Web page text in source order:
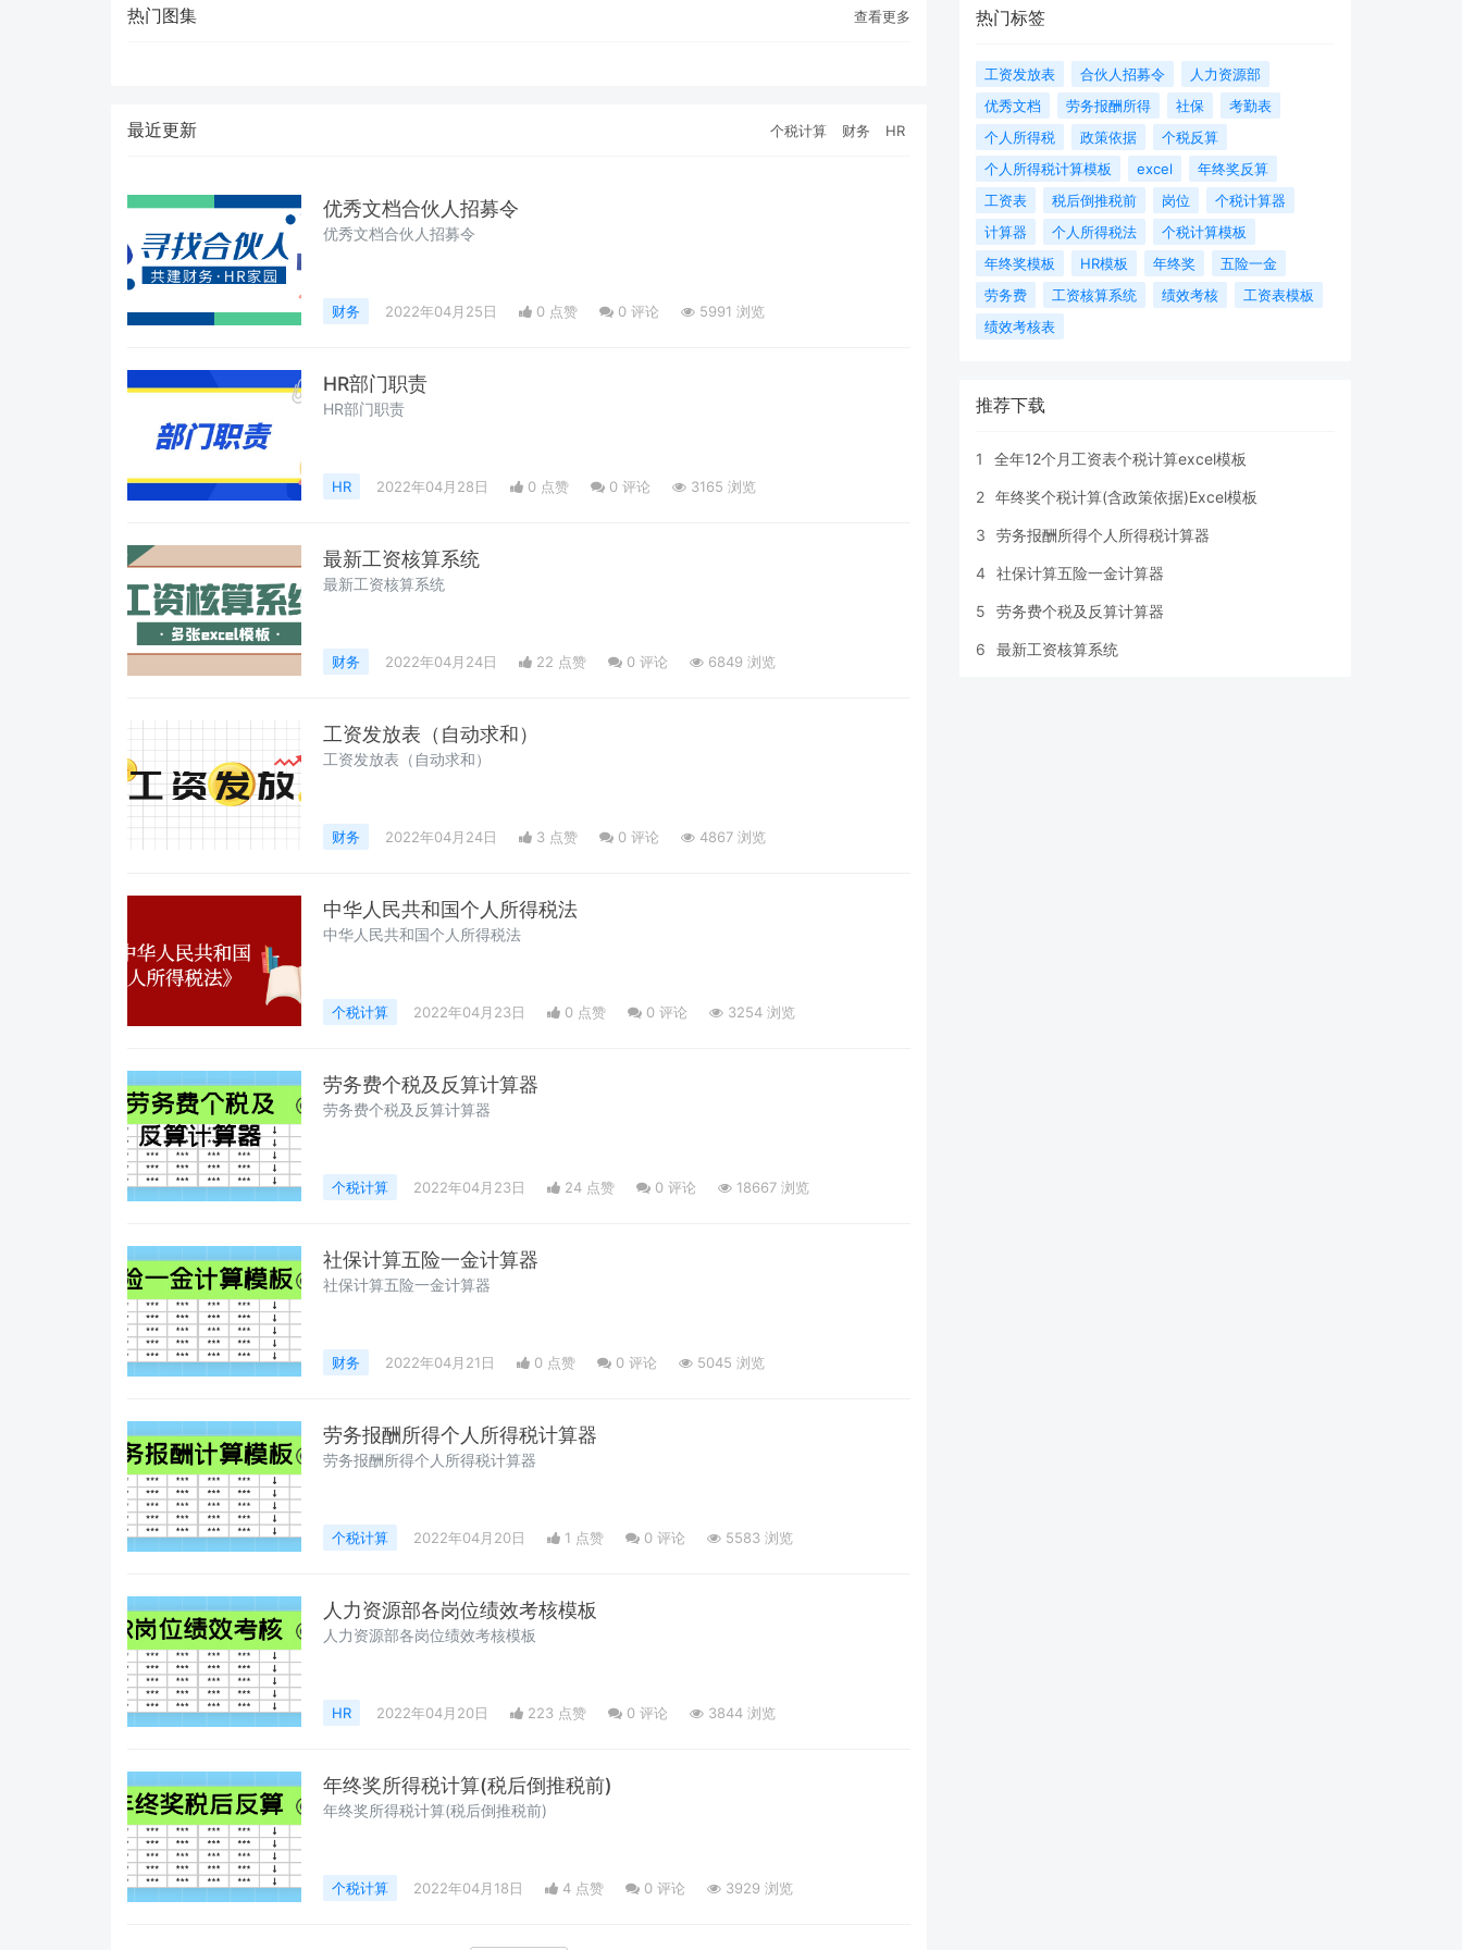
热门图集 查看更多
最近更新 个税计算 财务 HR
优秀文档合伙人招募令
优秀文档合伙人招募令
财务 2022年04月25日 0 点赞 0 评论 5991 浏览
HR部门职责
HR部门职责
HR 2022年04月28日 0 点赞 0 评论 3165 浏览
最新工资核算系统
最新工资核算系统
财务 2022年04月24日 22 点赞 0 评论 6849 浏览
工资发放表（自动求和）
工资发放表（自动求和）
财务 2022年04月24日 3 点赞 0 评论 4867 浏览
中华人民共和国个人所得税法
中华人民共和国个人所得税法
个税计算 2022年04月23日 0 点赞 0 评论 3254 浏览
劳务费个税及反算计算器
劳务费个税及反算计算器
个税计算 2022年04月23日 24 点赞 0 评论 18667 浏览
社保计算五险一金计算器
社保计算五险一金计算器
财务 2022年04月21日 0 点赞 0 评论 5045 浏览
劳务报酬所得个人所得税计算器
劳务报酬所得个人所得税计算器
个税计算 2022年04月20日 1 点赞 0 评论 5583 浏览
人力资源部各岗位绩效考核模板
人力资源部各岗位绩效考核模板
HR 2022年04月20日 223 点赞 0 评论 3844 浏览
年终奖所得税计算(税后倒推税前)
年终奖所得税计算(税后倒推税前)
个税计算 2022年04月18日 4 点赞 0 评论 3929 浏览
热门标签
工资发放表 合伙人招募令
人力资源部
优秀文档
劳务报酬所得 社保
考勤表
个人所得税
政策依据
个税反算
个人所得税计算模板
excel
年终奖反算
工资表
税后倒推税前 岗位
个税计算器
计算器
个人所得税法
个税计算模板
年终奖模板
HR模板 年终奖
五险一金
劳务费
工资核算系统 绩效考核
工资表模板
绩效考核表
推荐下载
1 全年12个月工资表个税计算excel模板
2 年终奖个税计算(含政策依据)Excel模板
3 劳务报酬所得个人所得税计算器
4 社保计算五险一金计算器
5 劳务费个税及反算计算器
6 最新工资核算系统